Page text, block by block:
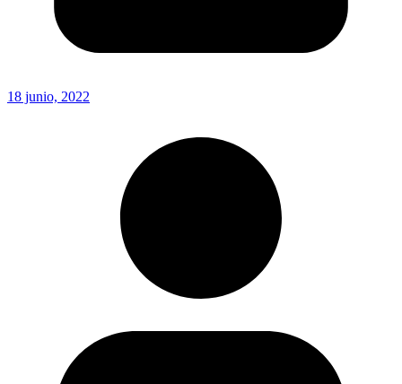
18 junio, 2022